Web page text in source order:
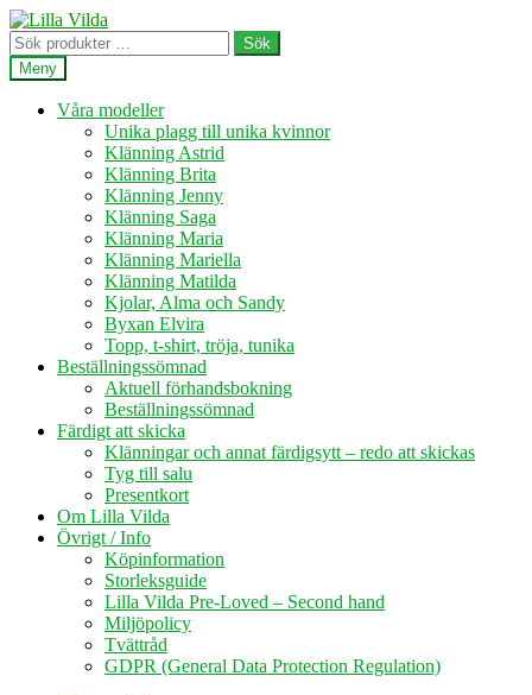
Hoppa
till
navigering
Hoppa
till
innehåll
Sök
efter:
Sök
Meny
Våra modeller
Unika plagg till unika kvinnor
Klänning Astrid
Klänning Brita
Klänning Jenny
Klänning Saga
Klänning Maria
Klänning Mariella
Klänning Matilda
Kjolar, Alma och Sandy
Byxan Elvira
Topp, t-shirt, tröja, tunika
Beställningssömnad
Aktuell förhandsbokning
Beställningssömnad
Färdigt att skicka
Klänningar och annat färdigsytt – redo att skickas
Tyg till salu
Presentkort
Om Lilla Vilda
Övrigt / Info
Köpinformation
Storleksguide
Lilla Vilda Pre-Loved – Second hand
Miljöpolicy
Tvättråd
GDPR (General Data Protection Regulation)